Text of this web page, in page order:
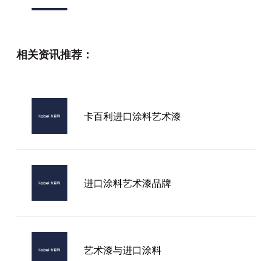
相关资讯推荐：
卡百利进口涂料艺术漆
进口涂料艺术漆品牌
艺术漆与进口涂料